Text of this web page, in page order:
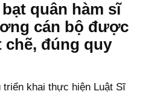
quân hàm sĩ
cán bộ được
chẽ, đúng quy
triển khai thực hiện Luật Sĩ